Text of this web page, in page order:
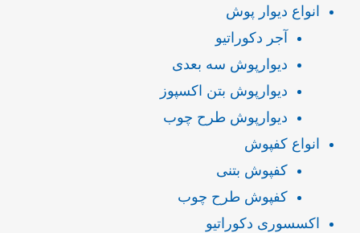
انواع دیوار پوش
آجر دکوراتیو
دیوارپوش سه بعدی
دیوارپوش بتن اکسپوز
دیوارپوش طرح چوب
انواع کفپوش
کفپوش بتنی
کفپوش طرح چوب
اکسسوری دکوراتیو